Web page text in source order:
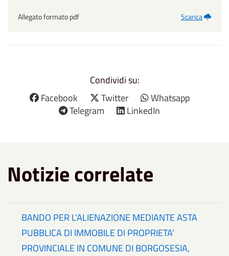
Allegato formato pdf Scarica
Condividi su:
Facebook
Twitter
Whatsapp
Telegram
LinkedIn
Notizie correlate
BANDO PER L’ALIENAZIONE MEDIANTE ASTA
PUBBLICA DI IMMOBILE DI PROPRIETA’
PROVINCIALE IN COMUNE DI BORGOSESIA,